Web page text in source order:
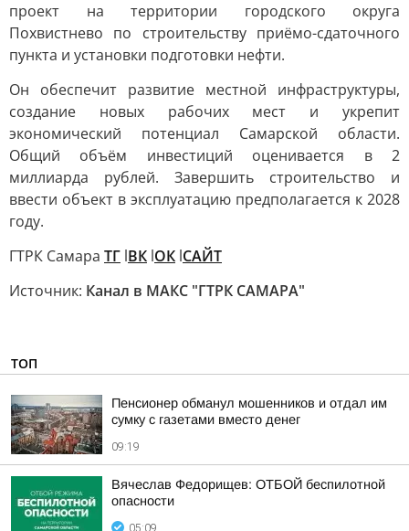
проект на территории городского округа
Похвистнево по строительству приёмо-сдаточного
пункта и установки подготовки нефти.
Он обеспечит развитие местной инфраструктуры,
создание новых рабочих мест и укрепит
экономический потенциал Самарской области.
Общий объём инвестиций оценивается в 2
миллиарда рублей. Завершить строительство и
ввести объект в эксплуатацию предполагается к 2028
году.
ГТРК Самара ТГ lВК lОК lСАЙТ
Источник: Канал в МАКС "ГТРК САМАРА"
ТОП
Пенсионер обманул мошенников и отдал им
сумку с газетами вместо денег
09:19
Вячеслав Федорищев: ОТБОЙ беспилотной
опасности
05:09